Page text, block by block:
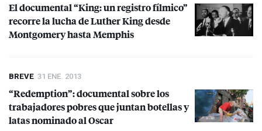
El documental “King: un registro fílmico”
recorre la lucha de Luther King desde
Montgomery hasta Memphis
BREVE 31 ENE. 2013
“Redemption”: documental sobre los
trabajadores pobres que juntan botellas y
latas nominado al Oscar